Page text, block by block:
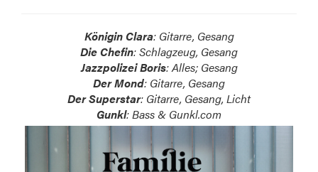
Königin Clara: Gitarre, Gesang
Die Chefin: Schlagzeug, Gesang
Jazzpolizei Boris: Alles; Gesang
Der Mond: Gitarre, Gesang
Der Superstar: Gitarre, Gesang, Licht
Gunkl: Bass & Gunkl.com